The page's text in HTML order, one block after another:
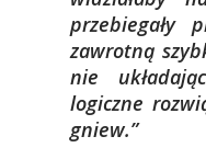
przebiegały
zawrotną
nie
logiczne
gniew.